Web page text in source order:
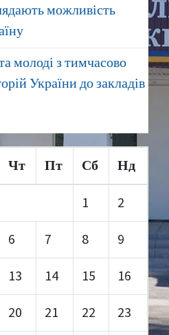
можливість
молоді з тимчасово
України до закладів
Чт Пт Сб Нд
1 2
6 7 8 9
13 14 15 16
20 21 22 23